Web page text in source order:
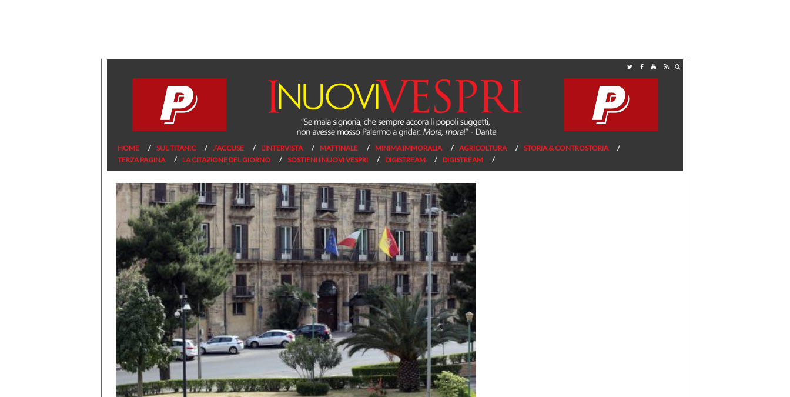
HOME SUL TITANIC J’ACCUSE L’INTERVISTA MATTINALE MINIMA IMMORALIA AGRICOLTURA
STORIA & CONTROSTORIA
TERZA PAGINA
LA CITAZIONE DEL GIORNO SOSTIENI I NUOVI VESPRI DIGISTREAM DIGISTREAM